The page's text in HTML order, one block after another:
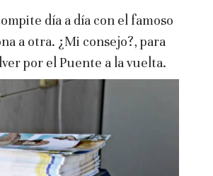
día a día con el famoso
a otra. ¿Mi consejo?, para
por el Puente a la vuelta.